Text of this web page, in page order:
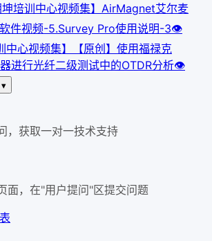
坤培训中心视频集】AirMagnet艾尔麦
件视频-5.Survey Pro使用说明-3👁
中心视频集】【原创】使用福禄克
进行光纤二级测试中的OTDR分析👁
，获取一对一技术支持
面，在"用户提问"区提交问题